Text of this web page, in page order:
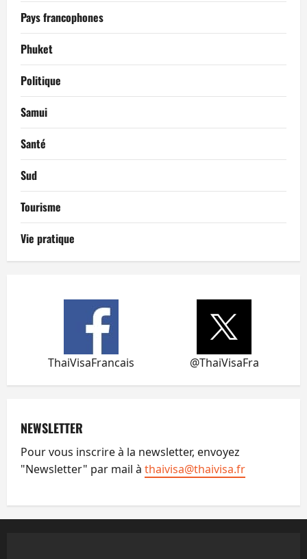
Pays francophones
Phuket
Politique
Samui
Santé
Sud
Tourisme
Vie pratique
ThaiVisaFrancais @ThaiVisaFra
NEWSLETTER
Pour vous inscrire à la newsletter, envoyez
"Newsletter" par mail à thaivisa@thaivisa.fr